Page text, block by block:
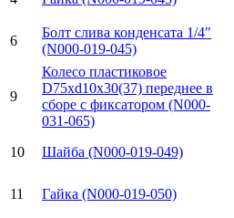
6
Болт слива конденсата 1/4"
(N000-019-045)
9
Колесо пластиковое
D75хd10х30(37) переднее в
сборе с фиксатором (N000-
031-065)
10 Шайба (N000-019-049)
11 Гайка (N000-019-050)